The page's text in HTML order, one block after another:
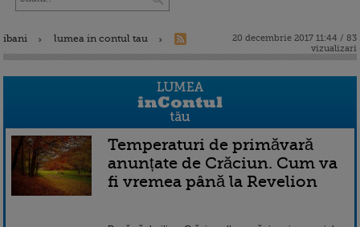
ibani lumea in contul tau
20 decembrie 2017 11:44 / 83
vizualizari
Temperaturi de primăvară
anunțate de Crăciun. Cum va
fi vremea până la Revelion